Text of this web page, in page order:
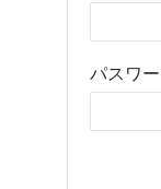
パスワ